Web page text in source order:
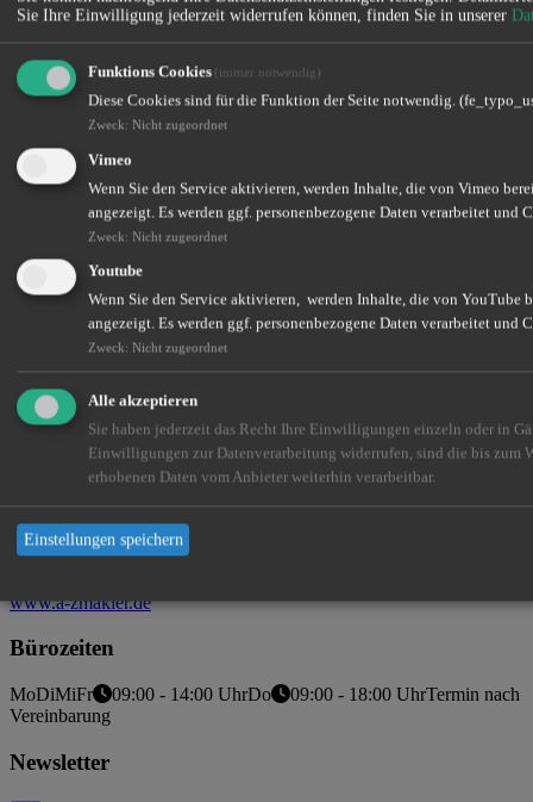
vfm AKTUELL 2024/1
vfm AKTUELL 2023/1
vfm AKTUELL 2022/2
vfm AKTUELL 2022/1
vfm AKTUELL 2021/2
vfm AKTUELL 2021/1
vfm AKTUELL 2020/2
vfm AKTUELL 2020/1
vfm AKTUELL 2019/2
vfm AKTUELL 2019/1
vfm AKTUELL 2017/2
vfm AKTUELL 2017/1
vfm AKTUELL 2016/2
vfm AKTUELL 2016/1
vfm AKTUELL 2015/2
vfm AKTUELL 2014/2
vfm AKTUELL 2014/1
Kontakt
Marktplatz 4
85092Kösching
www.a-zmakler.de
Bürozeiten
MoDiMiFr 09:00 - 14:00 UhrDo 09:00 - 18:00 UhrTermin nach
Vereinbarung
Newsletter
Sie Ihre Einwilligung jederzeit widerrufen können, finden Sie in unserer
Funktions Cookies (immer notwendig)
Diese Cookies sind für die Funktion der Seite notwendig.
Zweck: Nicht zugeordnet
Vimeo
Wenn Sie den Service aktivieren, werden Inhalte, die von Vimeo
angezeigt. Es werden ggf. personenbezogene Daten verarbeitet und
Zweck: Nicht zugeordnet
Youtube
Wenn Sie den Service aktivieren, werden Inhalte, die von YouTube
angezeigt. Es werden ggf. personenbezogene Daten verarbeitet und
Zweck: Nicht zugeordnet
Alle akzeptieren
Sie haben jederzeit das Recht Ihre Einwilligungen einzeln oder in
Einwilligungen zur Datenverarbeitung widerrufen, sind die bis zum
erhobenen Daten vom Anbieter weiterhin verarbeitbar.
Einstellungen speichern